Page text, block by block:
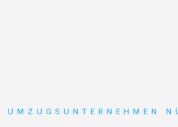
UMZUGSUNTERNEHMEN